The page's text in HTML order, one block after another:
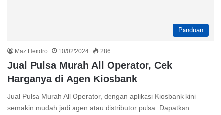
Panduan
Maz Hendro 10/02/2024 286
Jual Pulsa Murah All Operator, Cek
Harganya di Agen Kiosbank
Jual Pulsa Murah All Operator, dengan aplikasi Kiosbank kini
semakin mudah jadi agen atau distributor pulsa. Dapatkan